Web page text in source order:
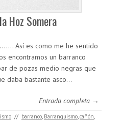
Hoz Somera
Así es como me he sentido
encontramos un barranco
de pozas medio negras que
daba bastante asco…
Entrada completa →
// barranco, Barranquismo,cañón,